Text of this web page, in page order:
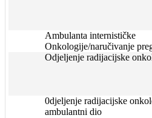
Ambulanta internističke
Onkologije/naručivanje
Odjeljenje radijacijske
0djeljenje radijacijske
ambulantni dio